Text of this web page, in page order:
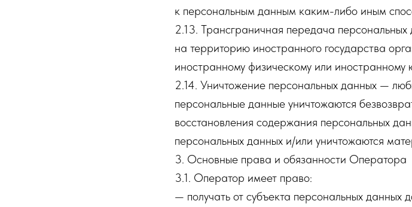
к персональным данным каким-либо иным
2.13. Трансграничная передача
на территорию иностранного государства
иностранному физическому или иностранному
2.14. Уничтожение персональных данных —
персональные данные уничтожаются
восстановления содержания персональных
персональных данных и/или уничтожаются
3. Основные права и обязанности Оператора
3.1. Оператор имеет право:
— получать от субъекта персональных